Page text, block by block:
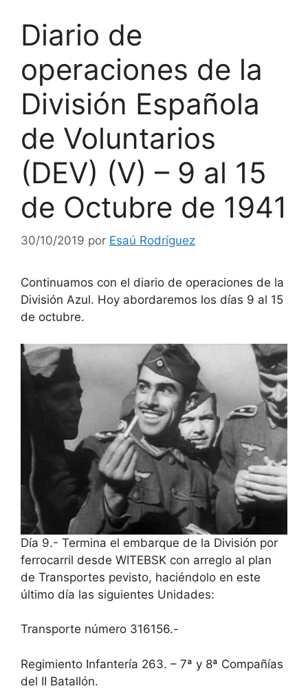
Diario de
operaciones de la
División Española
de Voluntarios
(DEV) (V) – 9 al 15
de Octubre de 1941
30/10/2019 por Esaú Rodríguez
Continuamos con el diario de operaciones de la
División Azul. Hoy abordaremos los días 9 al 15
de octubre.
Día 9.- Termina el embarque de la División por
ferrocarril desde WITEBSK con arreglo al plan
de Transportes pevisto, haciéndolo en este
último día las siguientes Unidades:
Transporte número 316156.-
Regimiento Infantería 263. – 7ª y 8ª Compañías
del II Batallón.